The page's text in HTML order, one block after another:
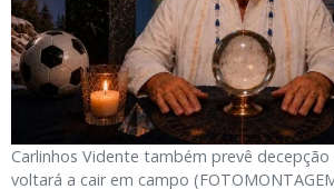
Carlinhos Vidente também prevê
voltará a cair em campo